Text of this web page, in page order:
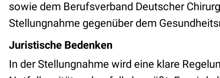
sowie dem Berufsverband Deutscher
Stellungnahme gegenüber dem
Juristische Bedenken
In der Stellungnahme wird eine klare